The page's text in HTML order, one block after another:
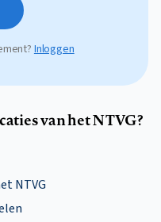
Inloggen
van het NTVG?
NTVG